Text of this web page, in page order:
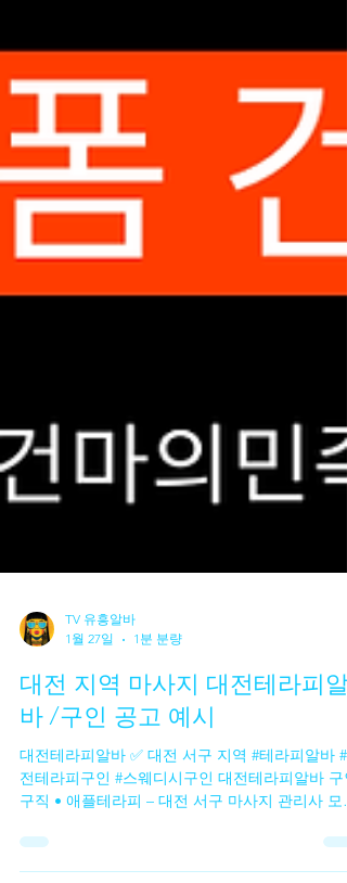
1월 27일
1분 분량
대전 지역 마사지 대전테라피알
바 /구인 공고 예시
대전테라피알바 ✅ 대전 서구 지역 #테라피알바 #대